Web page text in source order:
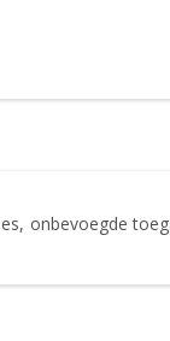
onbevoegde